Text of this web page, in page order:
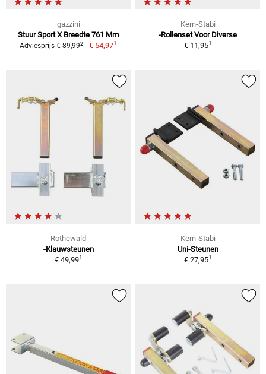
gazzini
Stuur Sport X Breedte 761 Mm
Adviesprijs € 89,992 € 54,971
Kern-Stabi
-Rollenset Voor Diverse
€ 11,951
Rothewald
-Klauwsteunen
€ 49,991
Kern-Stabi
Uni-Steunen
€ 27,951